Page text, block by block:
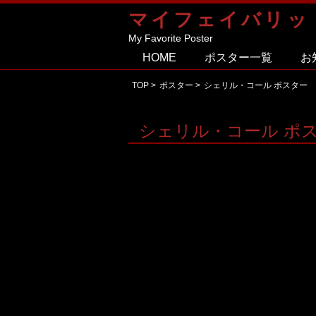
マイフェイバリッ
My Favorite Poster
HOME ポスター一覧 お
TOP > ポスター > シェリル・コール ポスター
シェリル・コール ポ